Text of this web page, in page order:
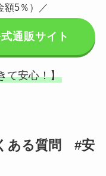
額5％）／
通販サイト
て安心！】
ある質問 #安